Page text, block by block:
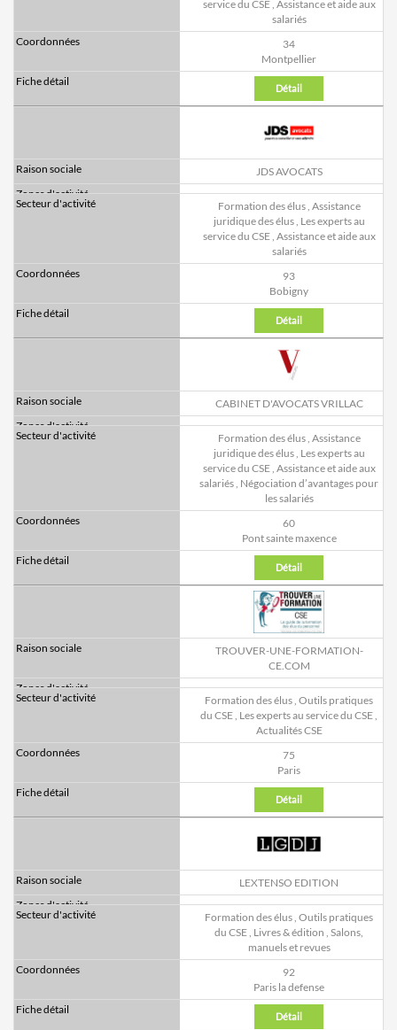
service du CSE, Assistance et aide aux
salariés
34
Montpellier
Détail
JDS AVOCATS
Formation des élus, Assistance
juridique des élus, Les experts au
service du CSE, Assistance et aide aux
salariés
93
Bobigny
Détail
CABINET D'AVOCATS VRILLAC
Formation des élus, Assistance
juridique des élus, Les experts au
service du CSE, Assistance et aide aux
salariés Négociation d’avantages pour
les salariés
60
Pont sainte maxence
Détail
TROUVER-UNE-FORMATION-
CE.COM
Formation des élus Outils pratiques
du CSE Les experts au service du CSE
Actualités CSE
75
Paris
Détail
LEXTENSO EDITION
Formation des élus Outils pratiques
du CSE Livres & édition Salons,
manuels et revues
92
Paris la defense
Détail